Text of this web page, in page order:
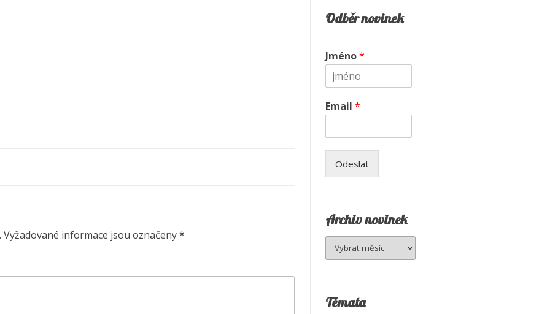
Vyžadované informace jsou označeny*
Odběr novinek
Jméno*
Email*
Odeslat
Archiv novinek
Archiv
novinek
Témata